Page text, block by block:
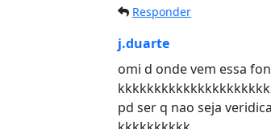
Responder
j.duarte
omi d onde vem essa
pd ser q nao seja